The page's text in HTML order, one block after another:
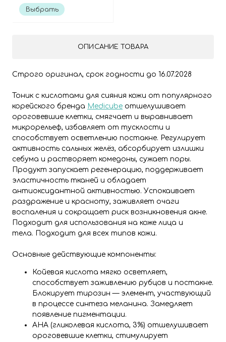
Выбрать
ОПИСАНИЕ ТОВАРА
Строго оригинал, срок годности до 16.07.2028
Тоник с кислотами для сияния кожи от популярного
корейского бренда Medicube отшелушивает
ороговевшие клетки, смягчает и выравнивает
микрорельеф, избавляет от тусклости и
способствует осветлению постакне. Регулирует
активность сальных желёз, абсорбирует излишки
себума и растворяет комедоны, сужает поры.
Продукт запускает регенерацию, поддерживает
эластичность тканей и обладает
антиоксидантной активностью. Успокаивает
раздражение и красноту, заживляет очаги
воспаления и сокращает риск возникновения акне.
Подходит для использования на коже лица и
тела. Подходит для всех типов кожи.
Основные действующие компоненты:
Койевая кислота мягко осветляет,
способствует заживлению рубцов и постакне.
Блокирует тирозин — элемент, участвующий
в процессе синтеза меланина. Замедляет
появление пигментации.
AHA (гликолевая кислота, 3%) отшелушивает
ороговевшие клетки, стимулирует